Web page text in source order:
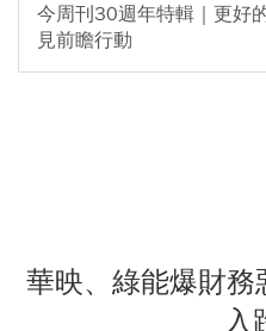
今周刊30週年特輯｜更好
見前瞻行動
華映、綠能爆財
入